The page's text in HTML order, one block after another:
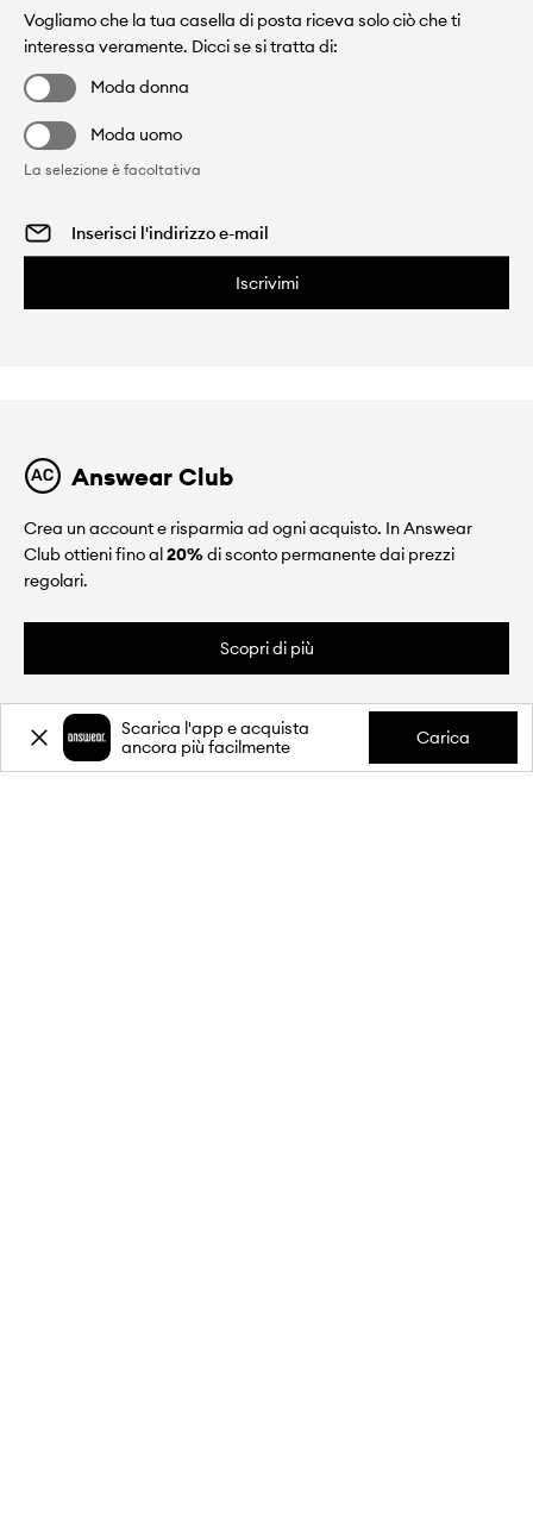
Vogliamo che la tua casella di posta riceva solo ciò che ti
interessa veramente. Dicci se si tratta di:
Moda donna
Moda uomo
La selezione è facoltativa
Iscrivimi
Answear Club
Crea un account e risparmia ad ogni acquisto. In Answear
Club ottieni fino al20%di sconto permanente dai prezzi
regolari.
Scopri di più
Scarica l'app e acquista
ancora più facilmente
Carica